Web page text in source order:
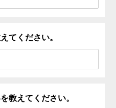
てください。
教えてください。